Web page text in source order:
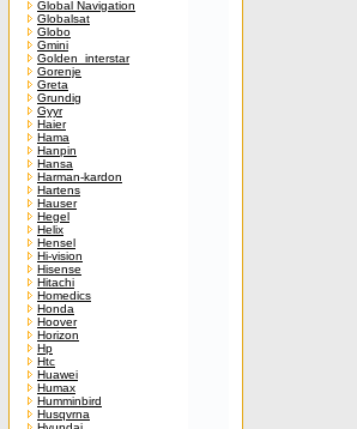
Global Navigation
Globalsat
Globo
Gmini
Golden_interstar
Gorenje
Greta
Grundig
Gyyr
Haier
Hama
Hanpin
Hansa
Harman-kardon
Hartens
Hauser
Hegel
Helix
Hensel
Hi-vision
Hisense
Hitachi
Homedics
Honda
Hoover
Horizon
Hp
Htc
Huawei
Humax
Humminbird
Husqvrna